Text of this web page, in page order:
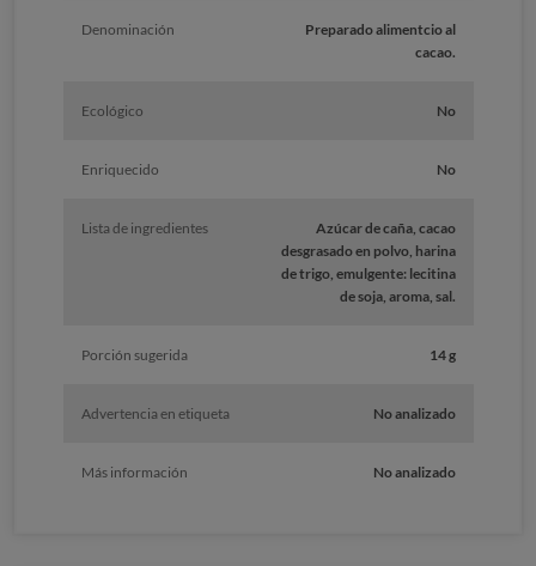
Denominación
Preparado alimentcio al
cacao.
Ecológico No
Enriquecido No
Lista de ingredientes
Azúcar de caña, cacao
desgrasado en polvo, harina
de trigo, emulgente: lecitina
de soja, aroma, sal.
Porción sugerida 14 g
Advertencia en etiqueta No analizado
Más información No analizado